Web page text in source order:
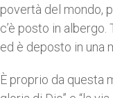
povertà del mondo,
c’è posto in
ed è deposto in una
È proprio da questa